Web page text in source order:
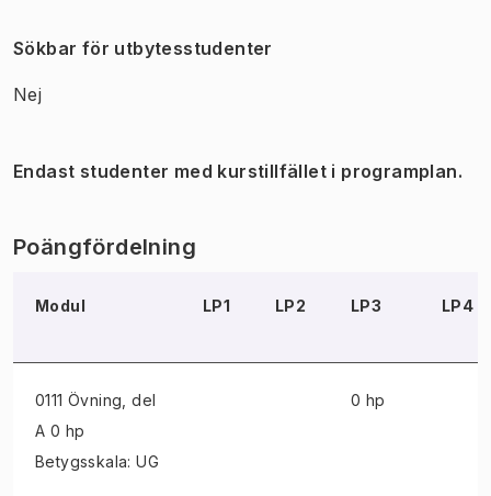
Sökbar för utbytesstudenter
Nej
Endast studenter med kurstillfället i programplan.
Poängfördelning
Modul LP1 LP2 LP3 LP4
0111 Övning , del
A 0 hp
Betygsskala: UG
0 hp